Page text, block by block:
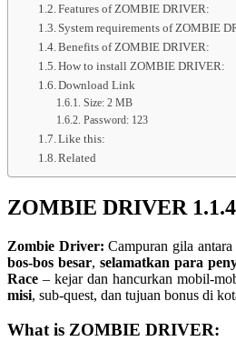
Features of ZOMBIE DRIVER:
System requirements of ZOMBIE
Benefits of ZOMBIE DRIVER:
How to install ZOMBIE DRIVER:
Download Link
Size: 2 MB
Password: 123
Like this:
Related
ZOMBIE DRIVER
Zombie Driver: Campuran gila antara
bos-bos besar,selamatkan para
Race – kejar dan hancurkan mobil-
misi, sub-quest, dan tujuan bonus di
What is ZOMBIE DRIVER: